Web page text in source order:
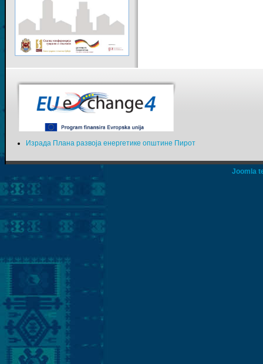
Израда Плана развоја енергетике општине Пирот
Joomla